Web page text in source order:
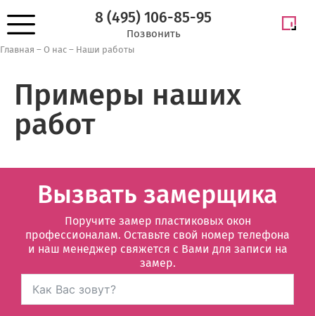
8 (495) 106-85-95
Позвонить
Главная – О нас – Наши работы
Примеры наших
работ
Вызвать замерщика
Поручите замер пластиковых окон
профессионалам. Оставьте свой номер телефона
и наш менеджер свяжется с Вами для записи на
замер.